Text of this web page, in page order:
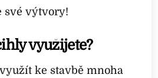
své výtvory!
využijete?
ke stavbě mnoha